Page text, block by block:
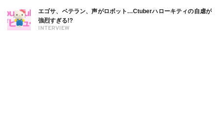
INTERVIEW
エゴサ、ベテラン、声がロボット…Ctuberハローキティの自虐が
強烈すぎる!?